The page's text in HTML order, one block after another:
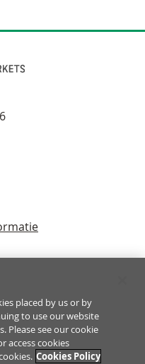
placed by us or by
to use our website
Please see our cookie
access cookies
Cookies Policy